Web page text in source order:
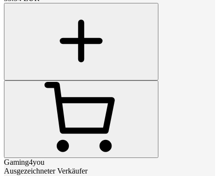
Gaming4you
Ausgezeichneter Verkäufer